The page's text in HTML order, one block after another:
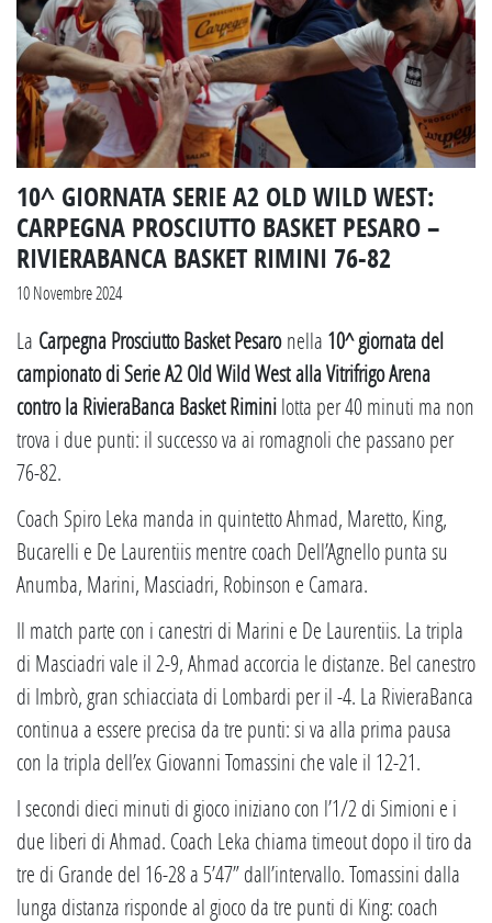
10^ GIORNATA SERIE A2 OLD WILD WEST:
CARPEGNA PROSCIUTTO BASKET PESARO –
RIVIERABANCA BASKET RIMINI 76-82
10 Novembre 2024
La Carpegna Prosciutto Basket Pesaronella 10^ giornata del
campionato di Serie A2 Old Wild West alla Vitrifrigo Arena
contro la RivieraBanca Basket Riminilotta per 40 minuti ma non
trova i due punti: il successo va ai romagnoli che passano per
76-82.
Coach Spiro Leka manda in quintetto Ahmad, Maretto, King,
Bucarelli e De Laurentiis mentre coach Dell’Agnello punta su
Anumba, Marini, Masciadri, Robinson e Camara.
Il match parte con i canestri di Marini e De Laurentiis. La tripla
di Masciadri vale il 2-9, Ahmad accorcia le distanze. Bel canestro
di Imbrò, gran schiacciata di Lombardi per il -4. La RivieraBanca
continua a essere precisa da tre punti: si va alla prima pausa
con la tripla dell’ex Giovanni Tomassini che vale il 12-21.
I secondi dieci minuti di gioco iniziano con l’1/2 di Simioni e i
due liberi di Ahmad. Coach Leka chiama timeout dopo il tiro da
tre di Grande del 16-28 a 5’47” dall’intervallo. Tomassini dalla
lunga distanza risponde al gioco da tre punti di King: coach